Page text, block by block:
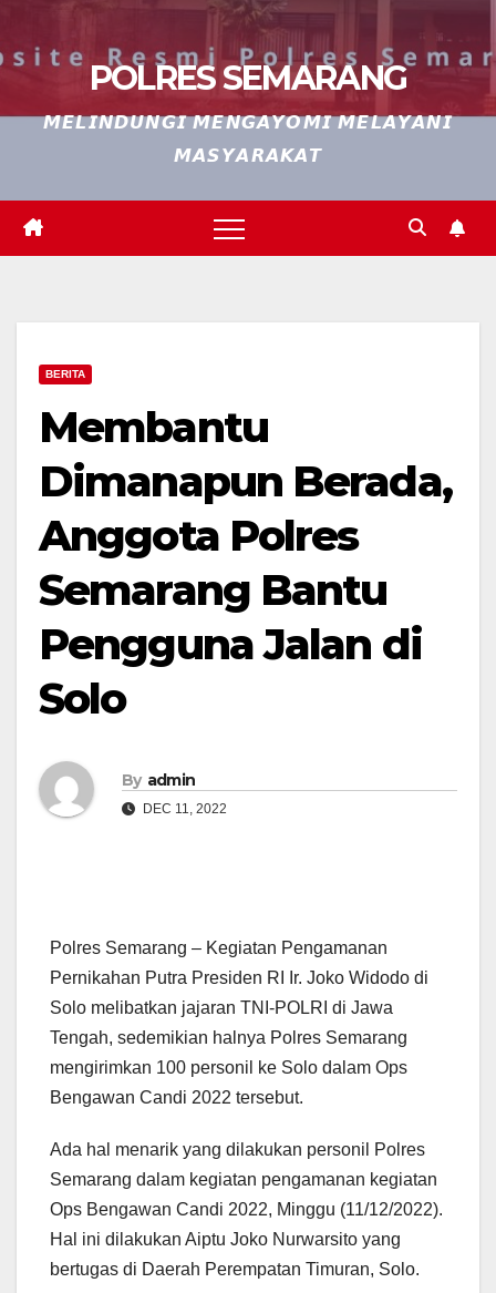
POLRES SEMARANG
𝙈𝙀𝙇𝙄𝙉𝘿𝙐𝙉𝙂𝙄 𝙈𝙀𝙉𝙂𝘼𝙔𝙊𝙈𝙄 𝙈𝙀𝙇𝘼𝙔𝘼𝙉𝙄
𝙈𝘼𝙎𝙔𝘼𝙍𝘼𝙆𝘼𝙏
BERITA
Membantu
Dimanapun Berada,
Anggota Polres
Semarang Bantu
Pengguna Jalan di
Solo
By admin
DEC 11, 2022
Polres Semarang – Kegiatan Pengamanan
Pernikahan Putra Presiden RI Ir. Joko Widodo di
Solo melibatkan jajaran TNI-POLRI di Jawa
Tengah, sedemikian halnya Polres Semarang
mengirimkan 100 personil ke Solo dalam Ops
Bengawan Candi 2022 tersebut.
Ada hal menarik yang dilakukan personil Polres
Semarang dalam kegiatan pengamanan kegiatan
Ops Bengawan Candi 2022, Minggu (11/12/2022).
Hal ini dilakukan Aiptu Joko Nurwarsito yang
bertugas di Daerah Perempatan Timuran, Solo.